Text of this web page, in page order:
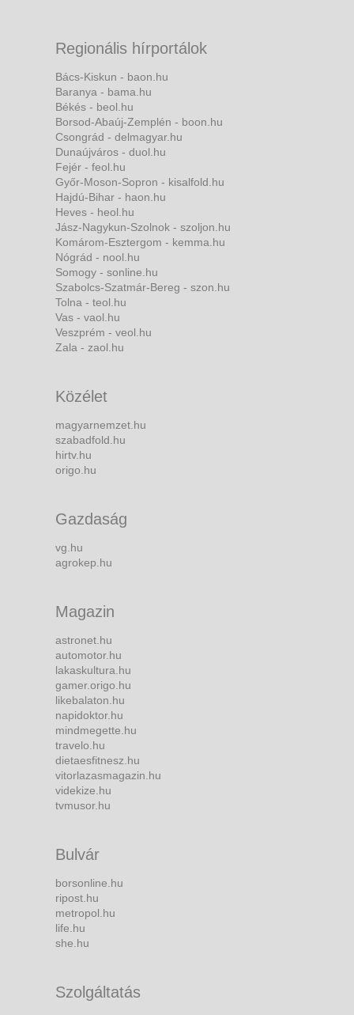
Regionális hírportálok
Bács-Kiskun - baon.hu
Baranya - bama.hu
Békés - beol.hu
Borsod-Abaúj-Zemplén - boon.hu
Csongrád - delmagyar.hu
Dunaújváros - duol.hu
Fejér - feol.hu
Győr-Moson-Sopron - kisalfold.hu
Hajdú-Bihar - haon.hu
Heves - heol.hu
Jász-Nagykun-Szolnok - szoljon.hu
Komárom-Esztergom - kemma.hu
Nógrád - nool.hu
Somogy - sonline.hu
Szabolcs-Szatmár-Bereg - szon.hu
Tolna - teol.hu
Vas - vaol.hu
Veszprém - veol.hu
Zala - zaol.hu
Közélet
magyarnemzet.hu
szabadfold.hu
hirtv.hu
origo.hu
Gazdaság
vg.hu
agrokep.hu
Magazin
astronet.hu
automotor.hu
lakaskultura.hu
gamer.origo.hu
likebalaton.hu
napidoktor.hu
mindmegette.hu
travelo.hu
dietaesfitnesz.hu
vitorlazasmagazin.hu
videkize.hu
tvmusor.hu
Bulvár
borsonline.hu
ripost.hu
metropol.hu
life.hu
she.hu
Szolgáltatás